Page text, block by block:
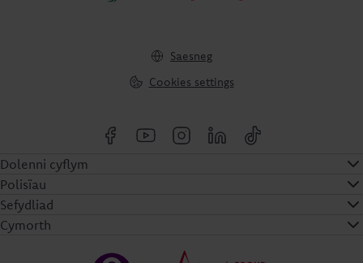
Saesneg
Cookies settings
Dolenni cyflym
Polisïau
Sefydliad
Cymorth